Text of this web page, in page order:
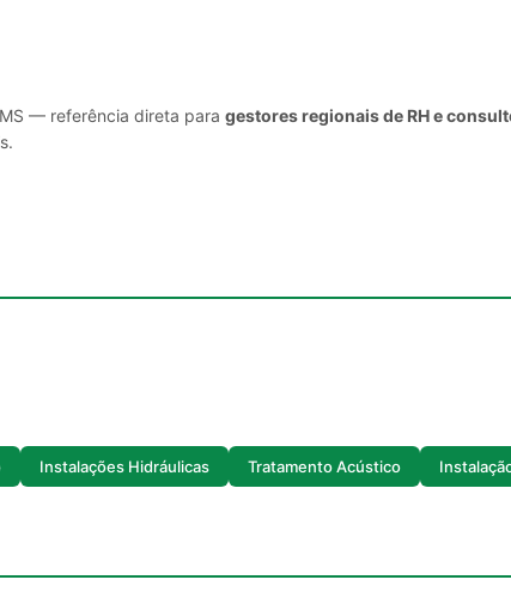
— referência direta para gestores regionais de RH e
Instalações Hidráulicas Tratamento Acústico